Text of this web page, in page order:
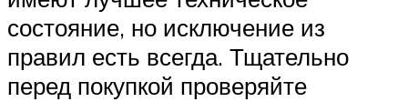
состояние, но исключение из
правил есть всегда. Тщательно
перед покупкой проверяйте